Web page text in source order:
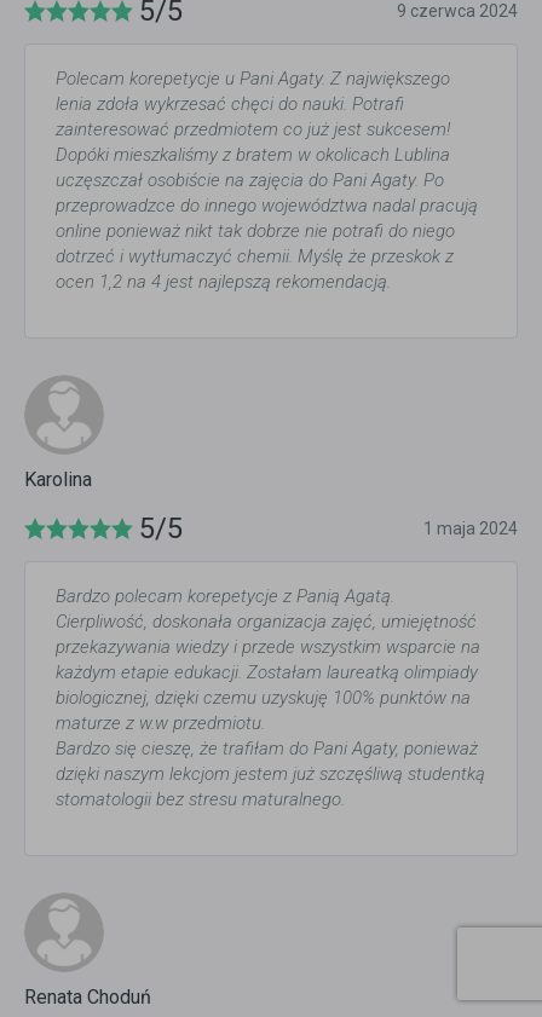
5/5 9 czerwca 2024
Polecam korepetycje u Pani Agaty. Z największego
lenia zdoła wykrzesać chęci do nauki. Potrafi
zainteresować przedmiotem co już jest sukcesem!
Dopóki mieszkaliśmy z bratem w okolicach Lublina
uczęszczał osobiście na zajęcia do Pani Agaty. Po
przeprowadzce do innego województwa nadal pracują
online ponieważ nikt tak dobrze nie potrafi do niego
dotrzeć i wytłumaczyć chemii. Myślę że przeskok z
ocen 1,2 na 4 jest najlepszą rekomendacją.
Karolina
5/5 1 maja 2024
Bardzo polecam korepetycje z Panią Agatą.
Cierpliwość, doskonała organizacja zajęć, umiejętność
przekazywania wiedzy i przede wszystkim wsparcie na
każdym etapie edukacji. Zostałam laureatką olimpiady
biologicznej, dzięki czemu uzyskuję 100% punktów na
maturze z w.w przedmiotu.
Bardzo się cieszę, że trafiłam do Pani Agaty, ponieważ
dzięki naszym lekcjom jestem już szczęśliwą studentką
stomatologii bez stresu maturalnego.
Renata Choduń